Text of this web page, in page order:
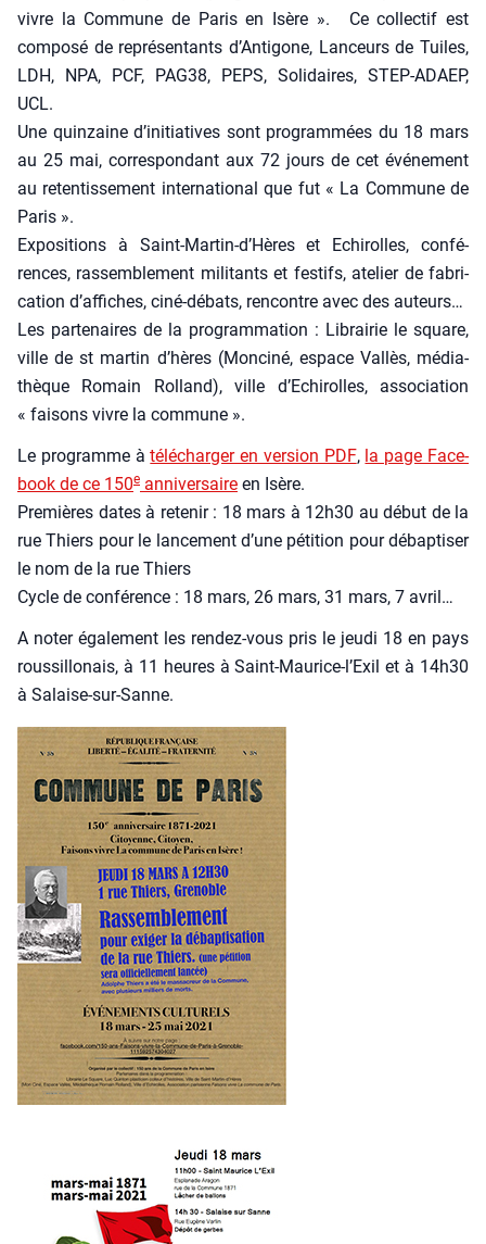
vivre la Com­mune de Paris en Isère ». Ce col­lec­tif est
com­po­sé de repré­sen­tants d’Antigone, Lan­ceurs de Tuiles,
LDH, NPA, PCF, PAG38, PEPS, Soli­daires, STEP-ADAEP,
UCL.
Une quin­zaine d’initiatives sont pro­gram­mées du 18 mars
au 25 mai, cor­res­pon­dant aux 72 jours de cet évé­ne­ment
au reten­tis­se­ment inter­na­tio­nal que fut « La Com­mune de
Paris ».
Expo­si­tions à Saint-Martin‑d’Hères et Echi­rolles, confé­
rences, ras­sem­ble­ment mili­tants et fes­tifs, ate­lier de fabri­
ca­tion d’affiches, ciné-débats, ren­contre avec des auteurs…
Les par­te­naires de la pro­gram­ma­tion : Librai­rie le square,
ville de st mar­tin d’hères (Mon­ci­né, espace Val­lès, média­
thèque Romain Rol­land), ville d’Echirolles, asso­cia­tion
« fai­sons vivre la com­mune ».
Le pro­gramme àtélé­char­ger en ver­sion PDF, la page Face­
book de ce 150e anni­ver­saire en Isère.
Pre­mières dates à rete­nir : 18 mars à 12h30 au début de la
rue Thiers pour le lan­ce­ment d’une péti­tion pour débap­ti­ser
le nom de la rue Thiers
Cycle de confé­rence : 18 mars, 26 mars, 31 mars, 7 avril…
A noter éga­le­ment les ren­dez-vous pris le jeu­di 18 en pays
rous­sillo­nais, à 11 heures à Saint-Mau­rice-l’Exil et à 14h30
à Salaise-sur-Sanne.